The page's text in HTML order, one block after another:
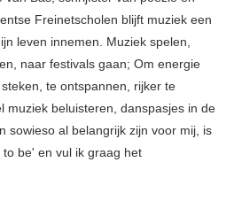
Freinetscholen blijft muziek een
leven innemen. Muziek spelen,
naar festivals gaan; Om energie
te ontspannen, rijker te
muziek beluisteren, danspasjes in de
sowieso al belangrijk zijn voor mij, is
be' en vul ik graag het